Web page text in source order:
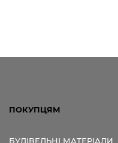
ПОКУПЦЯМ
БУДІВЕЛЬНІ МАТЕРІАЛИ